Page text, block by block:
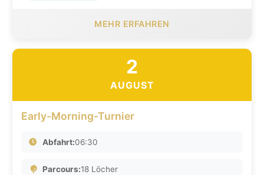
MEHR ERFAHREN
2
AUGUST
Early-Morning-Turnier
Abfahrt:06:30
Parcours:18 Löcher